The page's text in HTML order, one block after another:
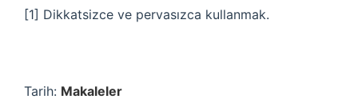
[1] Dikkatsizce ve pervasızca kullanmak.
Tarih: Makaleler